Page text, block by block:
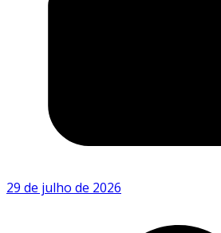
29 de julho de 2026